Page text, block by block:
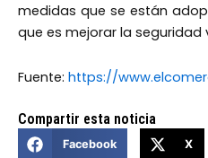
medidas que se están
que es mejorar la seguridad
Fuente: https://
Compartir esta noticia
Facebook X